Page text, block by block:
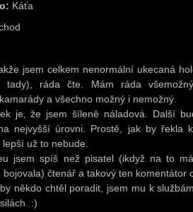
Káťa
jsem celkem nenormální ukecaná
tady), ráda čte. Mám ráda
a všechno možný i nemožný.
je, že jsem šíleně náladová. Další
nejvyšší úrovni. Prostě, jak by řekla
lepší už to nebude.
jsem spíš než pisatel (ikdyž na to
bojovala) čtenář a takový ten komentátor
někdo chtěl poradit, jsem mu k
:)